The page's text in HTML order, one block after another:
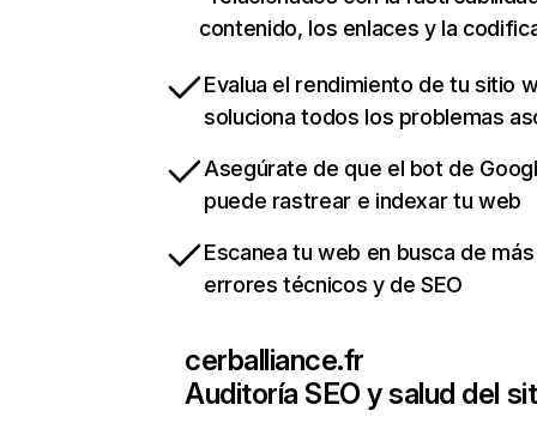
contenido, los enlaces y la
Evalua el rendimiento de tu sitio
soluciona todos los problemas
Asegúrate de que el bot de
puede rastrear e indexar tu web
Escanea tu web en busca de
errores técnicos y de SEO
cerballiance.fr
Auditoría SEO y salud del